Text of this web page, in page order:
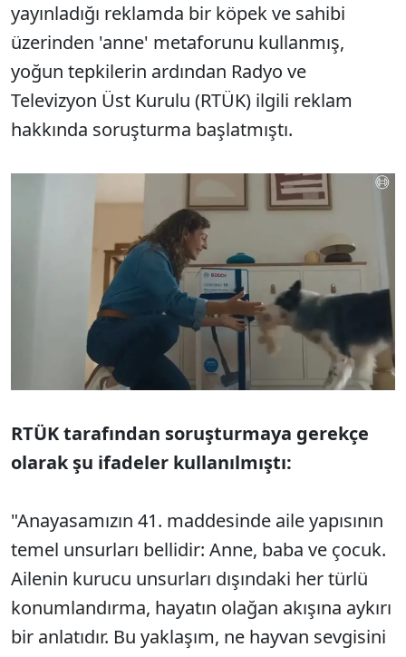
yayınladığı reklamda bir köpek ve sahibi
üzerinden 'anne' metaforunu kullanmış,
yoğun tepkilerin ardından Radyo ve
Televizyon Üst Kurulu (RTÜK) ilgili reklam
hakkında soruşturma başlatmıştı.
RTÜK tarafından soruşturmaya gerekçe
olarak şu ifadeler kullanılmıştı:
"Anayasamızın 41. maddesinde aile yapısının
temel unsurları bellidir: Anne, baba ve çocuk.
Ailenin kurucu unsurları dışındaki her türlü
konumlandırma, hayatın olağan akışına aykırı
bir anlatıdır. Bu yaklaşım, ne hayvan sevgisini